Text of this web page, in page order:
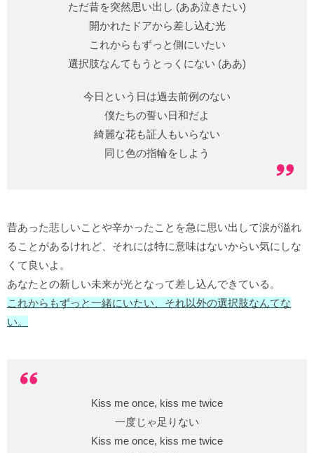
ただ昔を突然思い出し (ああ泣きたい)
開かれたドアから差し込む光
これからもずっと側にいたい
選択肢なんてもうとっくにない (ああ)
今日という日は過去前例のない
僕たちの誓い日和だよ
綺麗な花も証人もいらない
同じ色の指輪をしよう
昔あった悲しいことや辛かったことを急に思い出して涙が溢れ
ることがあるけれど、それには特に意味はないからい気にしな
くて良いよ。
あなたとの新しい未来が光となって差し込んできている。
これからもずっと一緒にいたい、それ以外の選択肢なんてな
い。
Kiss me once, kiss me twice
一度じゃ足りない
Kiss me once, kiss me twice